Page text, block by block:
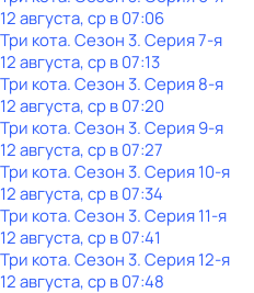
12 августа, ср в 07:06
Три кота. Сезон 3. Серия 7-я
12 августа, ср в 07:13
Три кота. Сезон 3. Серия 8-я
12 августа, ср в 07:20
Три кота. Сезон 3. Серия 9-я
12 августа, ср в 07:27
Три кота. Сезон 3. Серия 10-я
12 августа, ср в 07:34
Три кота. Сезон 3. Серия 11-я
12 августа, ср в 07:41
Три кота. Сезон 3. Серия 12-я
12 августа, ср в 07:48